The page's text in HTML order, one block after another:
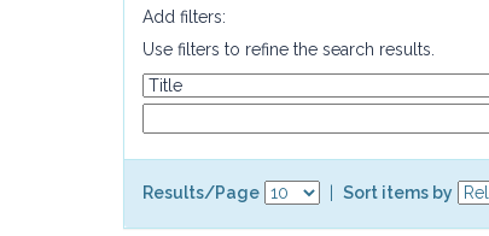
Add filters:
Use filters to refine the search results.
Results/Page Sort items by